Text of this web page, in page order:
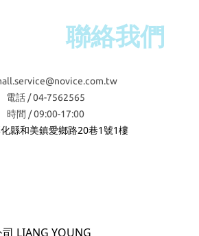
聯絡我們
電話 / 04-7562565
時間 / 09:00-17:00
縣和美鎮愛鄉路20巷1號1樓
LIANG YOUNG